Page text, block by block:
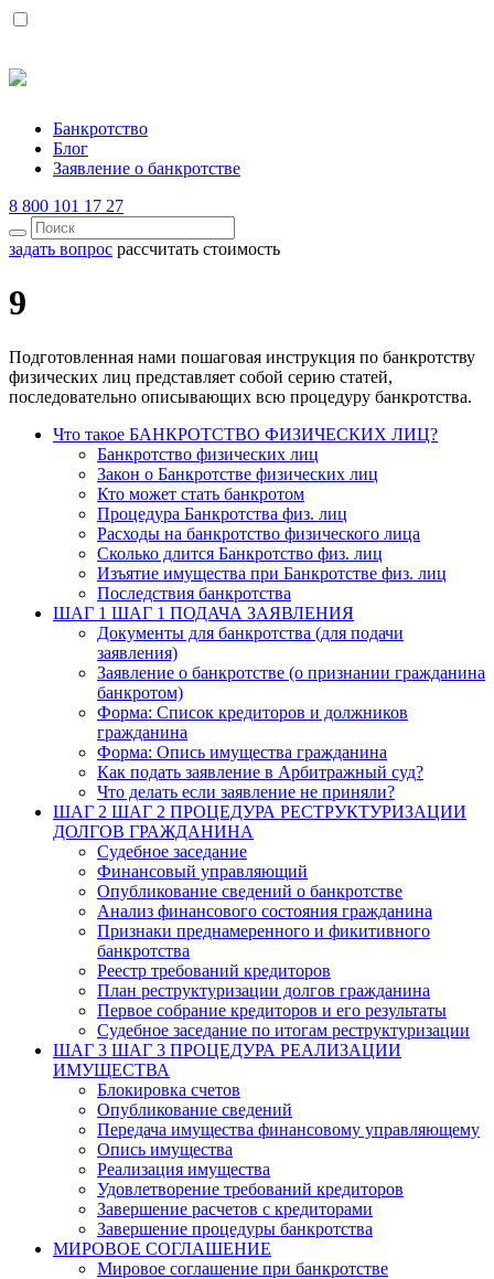
Банкротство
Блог
Заявление о банкротстве
8 800 101 17 27
задать вопрос рассчитать стоимость
9
Подготовленная нами пошаговая инструкция по банкротству
физических лиц представляет собой серию статей,
последовательно описывающих всю процедуру банкротства.
Что такое БАНКРОТСТВО ФИЗИЧЕСКИХ ЛИЦ?
Банкротство физических лиц
Закон о Банкротстве физических лиц
Кто может стать банкротом
Процедура Банкротства физ. лиц
Расходы на банкротство физического лица
Сколько длится Банкротство физ. лиц
Изъятие имущества при Банкротстве физ. лиц
Последствия банкротства
ШАГ 1 ШАГ 1 ПОДАЧА ЗАЯВЛЕНИЯ
Документы для банкротства (для подачи
заявления)
Заявление о банкротстве (о признании гражданина
банкротом)
Форма: Список кредиторов и должников
гражданина
Форма: Опись имущества гражданина
Как подать заявление в Арбитражный суд?
Что делать если заявление не приняли?
ШАГ 2 ШАГ 2 ПРОЦЕДУРА РЕСТРУКТУРИЗАЦИИ
ДОЛГОВ ГРАЖДАНИНА
Судебное заседание
Финансовый управляющий
Опубликование сведений о банкротстве
Анализ финансового состояния гражданина
Признаки преднамеренного и фикитивного
банкротства
Реестр требований кредиторов
План реструктуризации долгов гражданина
Первое собрание кредиторов и его результаты
Судебное заседание по итогам реструктуризации
ШАГ 3 ШАГ 3 ПРОЦЕДУРА РЕАЛИЗАЦИИ
ИМУЩЕСТВА
Блокировка счетов
Опубликование сведений
Передача имущества финансовому управляющему
Опись имущества
Реализация имущества
Удовлетворение требований кредиторов
Завершение расчетов с кредиторами
Завершение процедуры банкротства
МИРОВОЕ СОГЛАШЕНИЕ
Мировое соглашение при банкротстве